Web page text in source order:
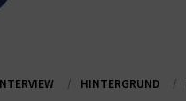
HINTERGRUND